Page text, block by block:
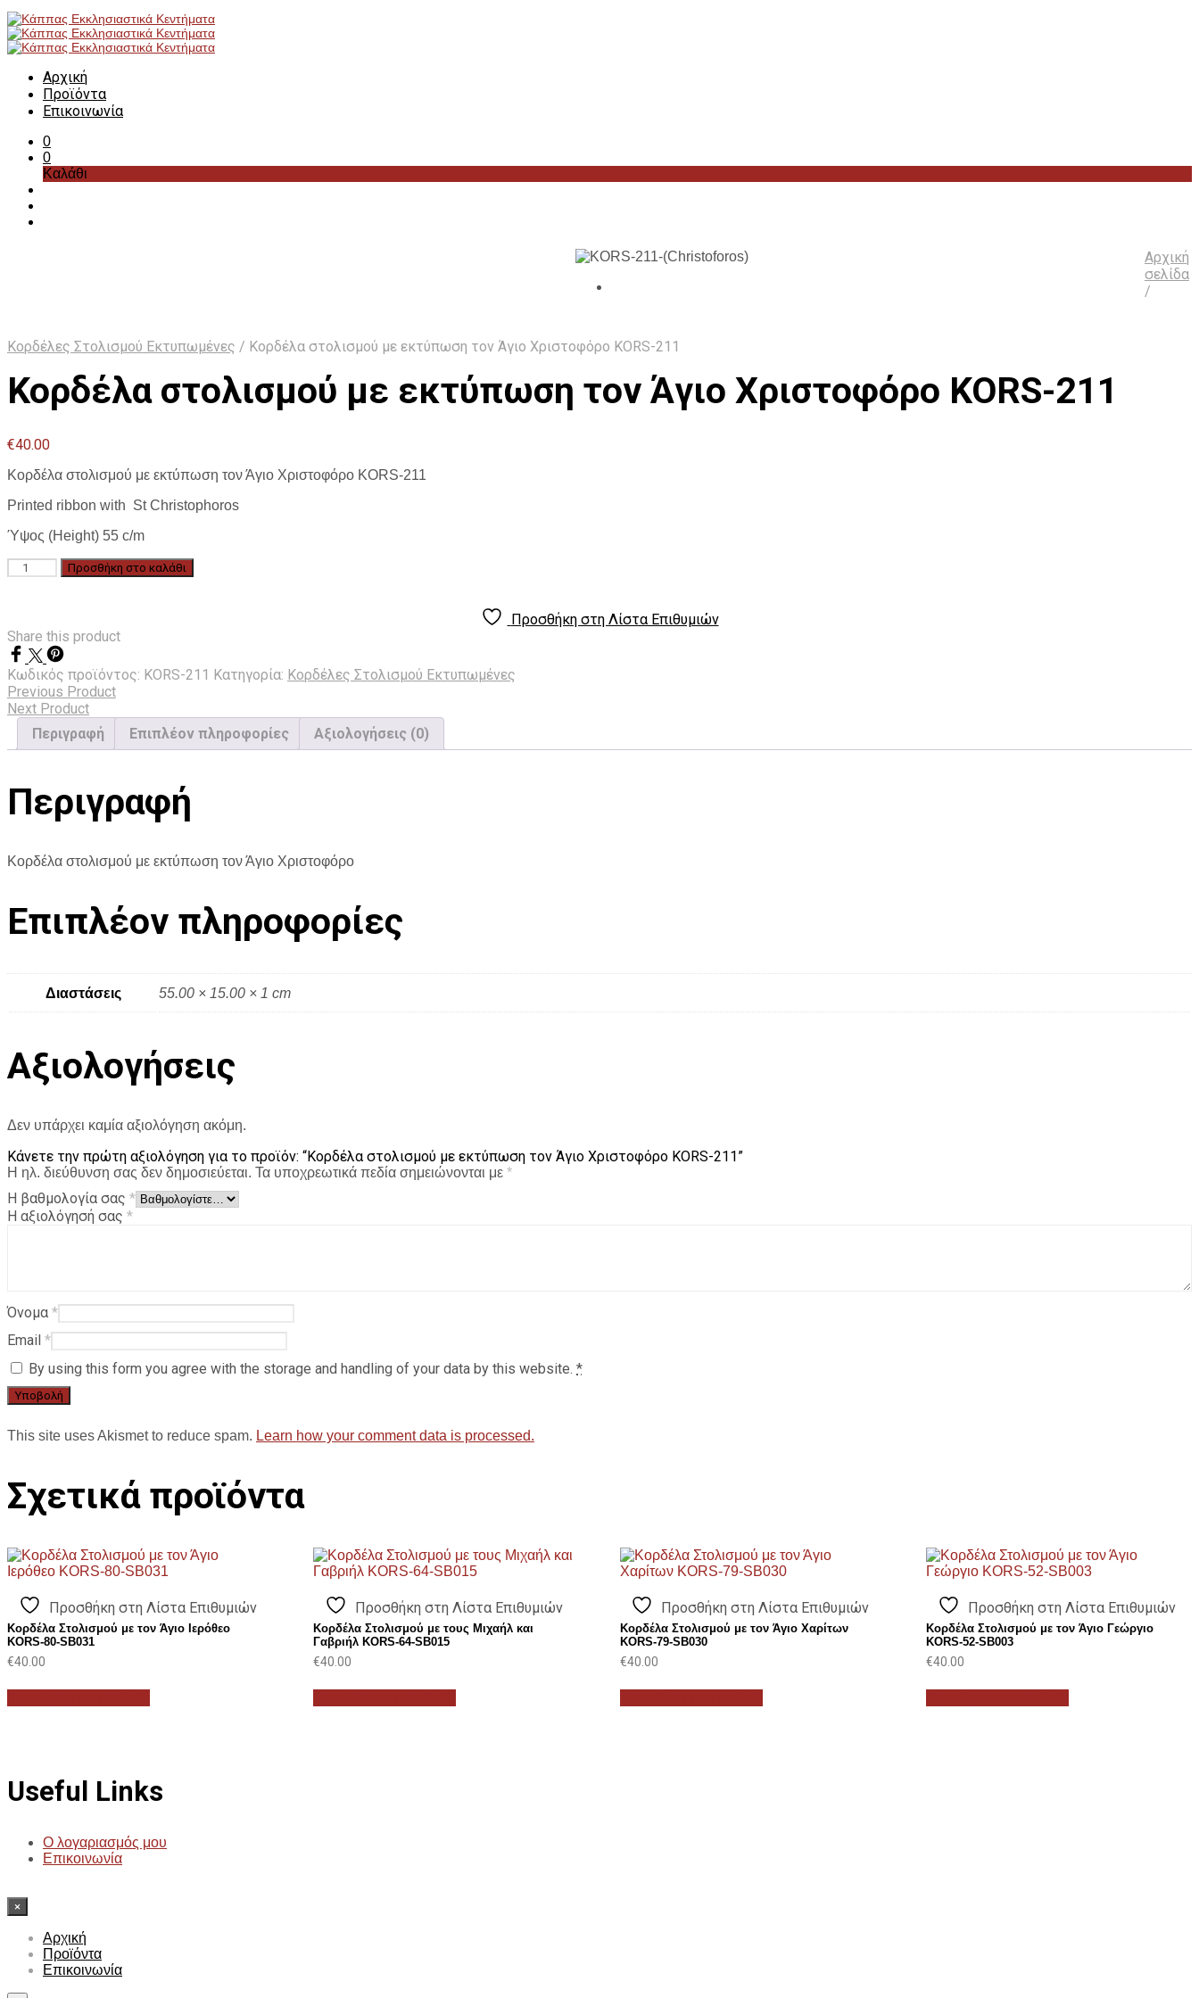
Αρχική
Προϊόντα
Επικοινωνία
0
0
Καλάθι
Αρχική
σελίδα
/
Κορδέλες Στολισμού Εκτυπωμένες / Κορδέλα στολισμού με εκτύπωση τον Άγιο Χριστοφόρο KORS-211
Κορδέλα στολισμού με εκτύπωση τον Άγιο Χριστοφόρο KORS-211
€40.00
Κορδέλα στολισμού με εκτύπωση τον Άγιο Χριστοφόρο KORS-211
Printed ribbon with St Christophoros
Ύψος (Height) 55 c/m
Κορδέλα
τον
Άγιο
Χριστοφόρο
KORS-
211
ποσότητα
Προσθήκη στο καλάθι
Προσθήκη στη Λίστα Επιθυμιών
Share this product
Κωδικός προϊόντος: KORS-211 Κατηγορία: Κορδέλες Στολισμού Εκτυπωμένες
Previous Product
Next Product
Περιγραφή
Επιπλέον πληροφορίες Αξιολογήσεις (0)
Περιγραφή
Κορδέλα στολισμού με εκτύπωση τον Άγιο Χριστοφόρο
Επιπλέον πληροφορίες
Διαστάσεις 55.00 × 15.00 × 1 cm
Αξιολογήσεις
Δεν υπάρχει καμία αξιολόγηση ακόμη.
Κάνετε την πρώτη αξιολόγηση για το προϊόν: “Κορδέλα στολισμού με εκτύπωση τον Άγιο Χριστοφόρο KORS-211”
Η ηλ. διεύθυνση σας δεν δημοσιεύεται. Τα υποχρεωτικά πεδία σημειώνονται με *
Η βαθμολογία σας *
Η αξιολόγησή σας *
Όνομα *
Email *
By using this form you agree with the storage and handling of your data by this website. *
This site uses Akismet to reduce spam. Learn how your comment data is processed.
Σχετικά προϊόντα
Προσθήκη στη Λίστα Επιθυμιών
Κορδέλα Στολισμού με τον Άγιο Ιερόθεο
KORS-80-SB031
€40.00
Προσθήκη στη Λίστα Επιθυμιών
Κορδέλα Στολισμού με τους Μιχαήλ και
Γαβριήλ KORS-64-SB015
€40.00
Προσθήκη στη Λίστα Επιθυμιών
Κορδέλα Στολισμού με τον Άγιο Χαρίτων
KORS-79-SB030
€40.00
Προσθήκη στη Λίστα Επιθυμιών
Κορδέλα Στολισμού με τον Άγιο Γεώργιο
KORS-52-SB003
€40.00
Useful Links
Ο λογαριασμός μου
Επικοινωνία
×
Αρχική
Προϊόντα
Επικοινωνία